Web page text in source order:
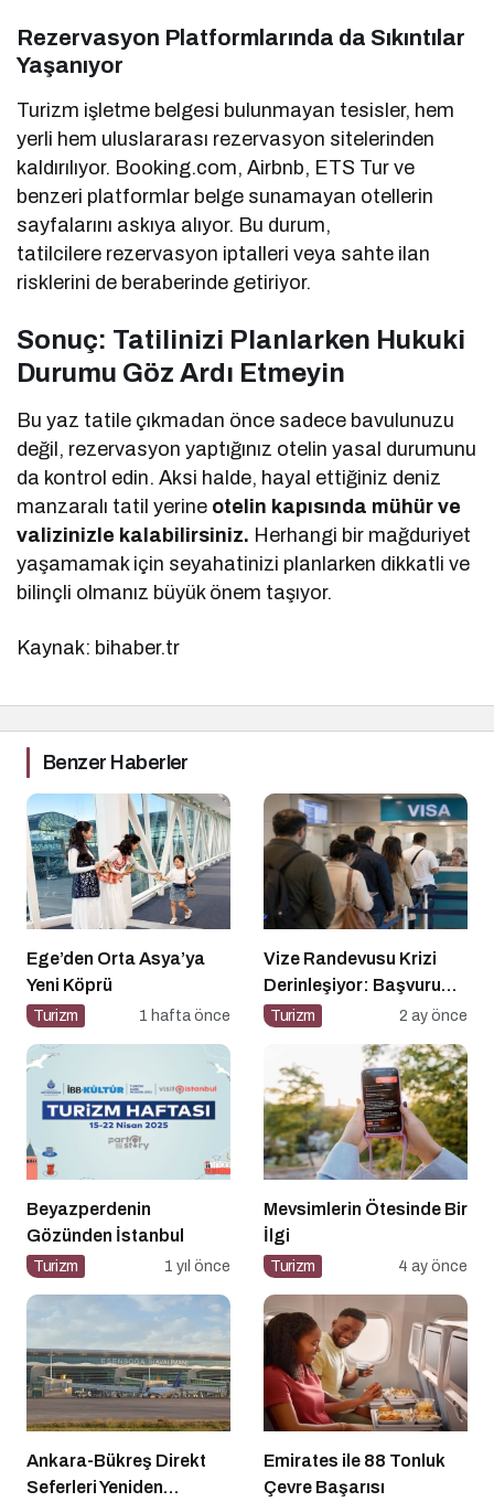
Rezervasyon Platformlarında da Sıkıntılar
Yaşanıyor
Turizm işletme belgesi bulunmayan tesisler, hem
yerli hem uluslararası rezervasyon sitelerinden
kaldırılıyor. Booking.com, Airbnb, ETS Tur ve
benzeri platformlar belge sunamayan otellerin
sayfalarını askıya alıyor. Bu durum,
tatilcilere rezervasyon iptalleri veya sahte ilan
risklerini de beraberinde getiriyor.
Sonuç: Tatilinizi Planlarken Hukuki
Durumu Göz Ardı Etmeyin
Bu yaz tatile çıkmadan önce sadece bavulunuzu
değil, rezervasyon yaptığınız otelin yasal durumunu
da kontrol edin. Aksi halde, hayal ettiğiniz deniz
manzaralı tatil yerine otelin kapısında mühür ve
valizinizle kalabilirsiniz. Herhangi bir mağduriyet
yaşamamak için seyahatinizi planlarken dikkatli ve
bilinçli olmanız büyük önem taşıyor.
Kaynak: bihaber.tr
Benzer Haberler
Ege’den Orta Asya’ya
Yeni Köprü
Turizm 1 hafta önce
Vize Randevusu Krizi
Derinleşiyor: Başvuru
Süreçlerinde Rekor
Turizm 2 ay önce
Beyazperdenin
Gözünden İstanbul
Turizm 1 yıl önce
Mevsimlerin Ötesinde Bir
İlgi
Turizm 4 ay önce
Ankara-Bükreş Direkt
Seferleri Yeniden
Emirates ile 88 Tonluk
Çevre Başarısı